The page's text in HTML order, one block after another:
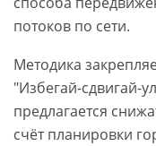
потоков по сети.
Методика
"Избегай-сдвигай-
предлагается
счёт планировки